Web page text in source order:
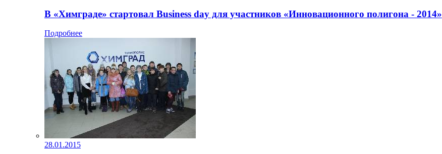
В «Химграде» стартовал Business day для участников «Инновационного полигона - 2014»
Подробнее
28.01.2015